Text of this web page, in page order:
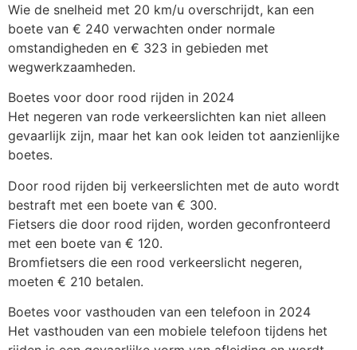
Wie de snelheid met 20 km/u overschrijdt, kan een
boete van € 240 verwachten onder normale
omstandigheden en € 323 in gebieden met
wegwerkzaamheden.
Boetes voor door rood rijden in 2024
Het negeren van rode verkeerslichten kan niet alleen
gevaarlijk zijn, maar het kan ook leiden tot aanzienlijke
boetes.
Door rood rijden bij verkeerslichten met de auto wordt
bestraft met een boete van € 300.
Fietsers die door rood rijden, worden geconfronteerd
met een boete van € 120.
Bromfietsers die een rood verkeerslicht negeren,
moeten € 210 betalen.
Boetes voor vasthouden van een telefoon in 2024
Het vasthouden van een mobiele telefoon tijdens het